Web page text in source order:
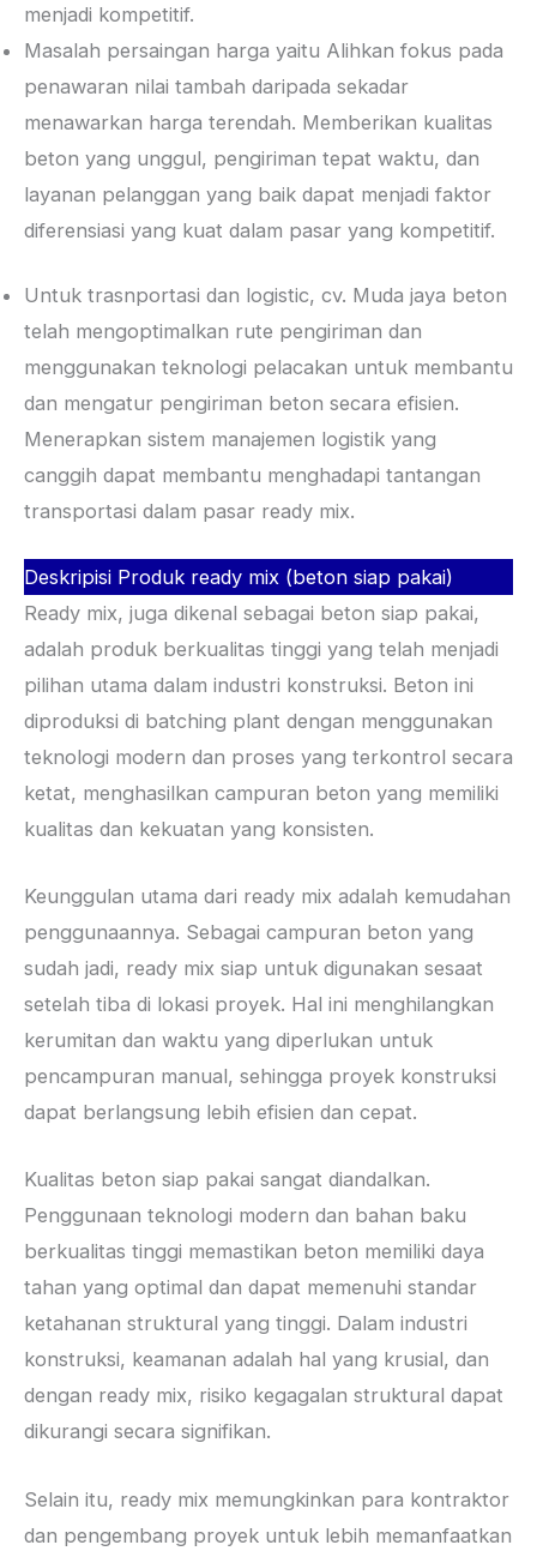
menjadi kompetitif.
Masalah persaingan harga yaitu Alihkan fokus pada
penawaran nilai tambah daripada sekadar
menawarkan harga terendah. Memberikan kualitas
beton yang unggul, pengiriman tepat waktu, dan
layanan pelanggan yang baik dapat menjadi faktor
diferensiasi yang kuat dalam pasar yang kompetitif.
Untuk trasnportasi dan logistic, cv. Muda jaya beton
telah mengoptimalkan rute pengiriman dan
menggunakan teknologi pelacakan untuk membantu
dan mengatur pengiriman beton secara efisien.
Menerapkan sistem manajemen logistik yang
canggih dapat membantu menghadapi tantangan
transportasi dalam pasar ready mix.
Deskripisi Produk ready mix (beton siap pakai)
Ready mix, juga dikenal sebagai beton siap pakai,
adalah produk berkualitas tinggi yang telah menjadi
pilihan utama dalam industri konstruksi. Beton ini
diproduksi di batching plant dengan menggunakan
teknologi modern dan proses yang terkontrol secara
ketat, menghasilkan campuran beton yang memiliki
kualitas dan kekuatan yang konsisten.
Keunggulan utama dari ready mix adalah kemudahan
penggunaannya. Sebagai campuran beton yang
sudah jadi, ready mix siap untuk digunakan sesaat
setelah tiba di lokasi proyek. Hal ini menghilangkan
kerumitan dan waktu yang diperlukan untuk
pencampuran manual, sehingga proyek konstruksi
dapat berlangsung lebih efisien dan cepat.
Kualitas beton siap pakai sangat diandalkan.
Penggunaan teknologi modern dan bahan baku
berkualitas tinggi memastikan beton memiliki daya
tahan yang optimal dan dapat memenuhi standar
ketahanan struktural yang tinggi. Dalam industri
konstruksi, keamanan adalah hal yang krusial, dan
dengan ready mix, risiko kegagalan struktural dapat
dikurangi secara signifikan.
Selain itu, ready mix memungkinkan para kontraktor
dan pengembang proyek untuk lebih memanfaatkan